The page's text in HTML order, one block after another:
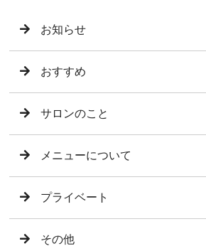
お知らせ
おすすめ
サロンのこと
メニューについて
プライベート
その他